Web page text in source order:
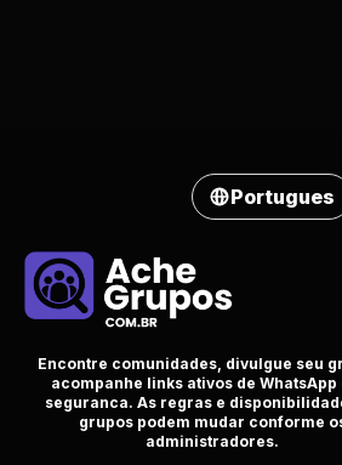
Portugues
Encontre comunidades, divulgue seu
acompanhe links ativos de WhatsApp
seguranca. As regras e
grupos podem mudar conforme
administradores.